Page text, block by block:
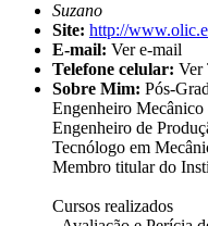
Suzano
Site: http://
E-mail: Ver e-mail
Telefone celular: Ver
Sobre Mim: Pós-
Engenheiro
Engenheiro de
Tecnólogo em
Membro titular do
Cursos realizados